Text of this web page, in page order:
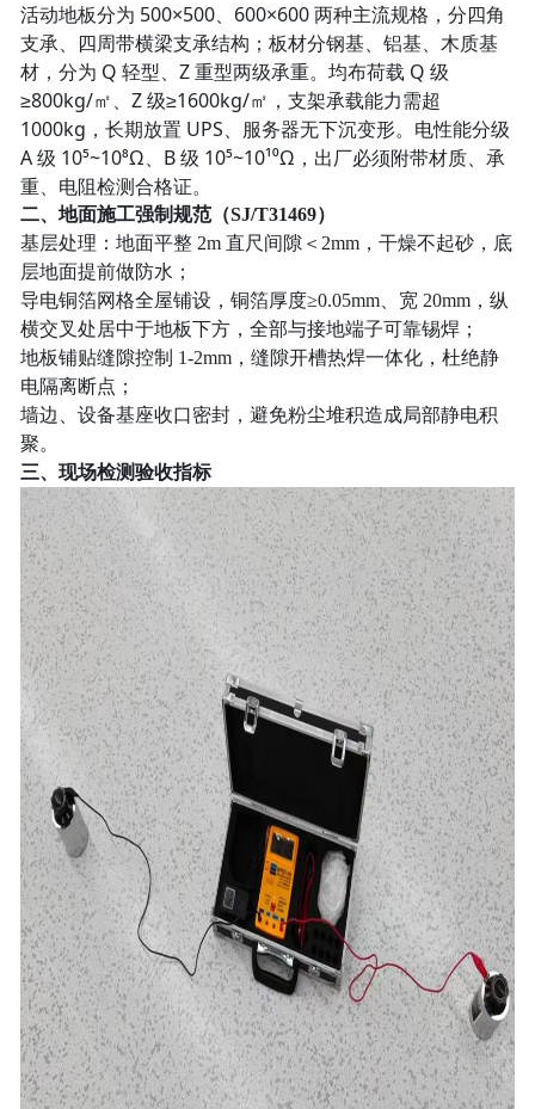
活动地板分为 500×500、600×600 两种主流规格，分四角
支承、四周带横梁支承结构；板材分钢基、铝基、木质基
材，分为 Q 轻型、Z 重型两级承重。均布荷载 Q 级
≥800kg/㎡、Z 级≥1600kg/㎡，支架承载能力需超
1000kg，长期放置 UPS、服务器无下沉变形。电性能分级
A 级 10⁵~10⁸Ω、B 级 10⁵~10¹⁰Ω，出厂必须附带材质、承
重、电阻检测合格证。
二、地面施工强制规范（SJ/T31469）
基层处理：地面平整 2m 直尺间隙＜2mm，干燥不起砂，底
层地面提前做防水；
导电铜箔网格全屋铺设，铜箔厚度≥0.05mm、宽 20mm，纵
横交叉处居中于地板下方，全部与接地端子可靠锡焊；
地板铺贴缝隙控制 1-2mm，缝隙开槽热焊一体化，杜绝静
电隔离断点；
墙边、设备基座收口密封，避免粉尘堆积造成局部静电积
聚。
三、现场检测验收指标